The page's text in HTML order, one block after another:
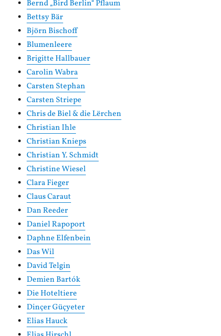
Bernd „Bird Berlin“ Pflaum
Bettsy Bär
Björn Bischoff
Blumenleere
Brigitte Hallbauer
Carolin Wabra
Carsten Stephan
Carsten Striepe
Chris de Biel & die Lërchen
Christian Ihle
Christian Knieps
Christian Y. Schmidt
Christine Wiesel
Clara Fieger
Claus Caraut
Dan Reeder
Daniel Rapoport
Daphne Elfenbein
Das Wil
David Telgin
Demien Bartók
Die Hoteltiere
Dinçer Güçyeter
Elias Hauck